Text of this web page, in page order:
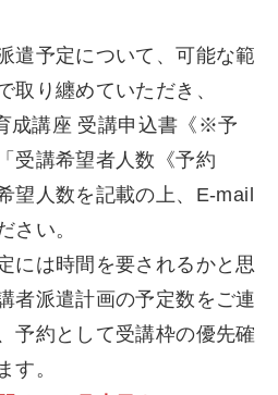
遣予定について、可能な範
取り纏めていただき、
成講座 受講申込書《※予
受講希望者人数《予約
望人数を記載の上、E-mail
さい。
には時間を要されるかと思
者派遣計画の予定数をご連
予約として受講枠の優先確
す。